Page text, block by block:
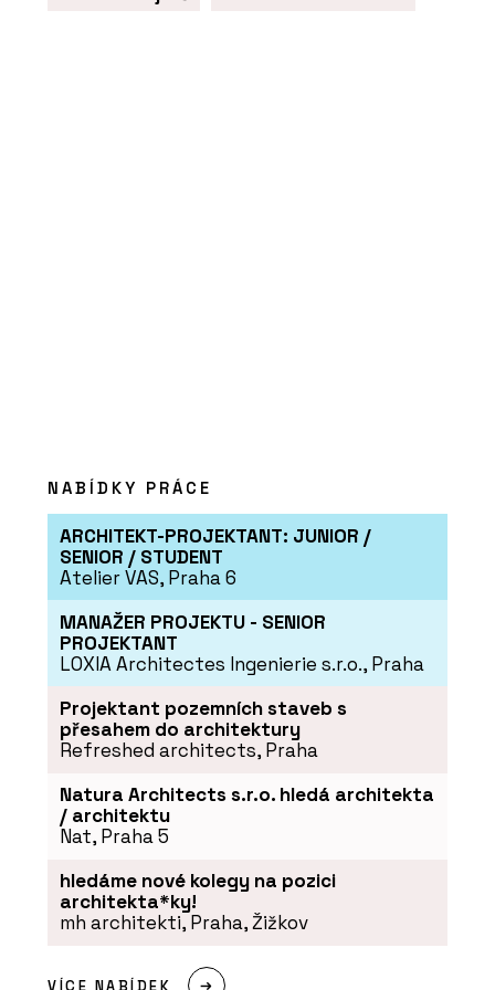
kanceláře New Work. Dejte své
Stůl furniloop - Wiesner-Hager
NABÍDKY PRÁCE
ARCHITEKT-PROJEKTANT: JUNIOR /
SENIOR / STUDENT
Atelier VAS, Praha 6
MANAŽER PROJEKTU - SENIOR
PROJEKTANT
LOXIA Architectes Ingenierie s.r.o., Praha
Projektant pozemních staveb s
přesahem do architektury
Refreshed architects, Praha
Natura Architects s.r.o. hledá architekta
/ architektu
Nat, Praha 5
hledáme nové kolegy na pozici
architekta*ky!
mh architekti, Praha, Žižkov
VÍCE NABÍDEK